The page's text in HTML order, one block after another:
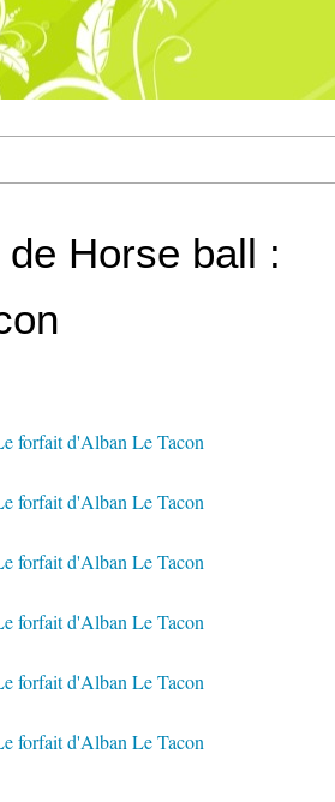
Horse ball :